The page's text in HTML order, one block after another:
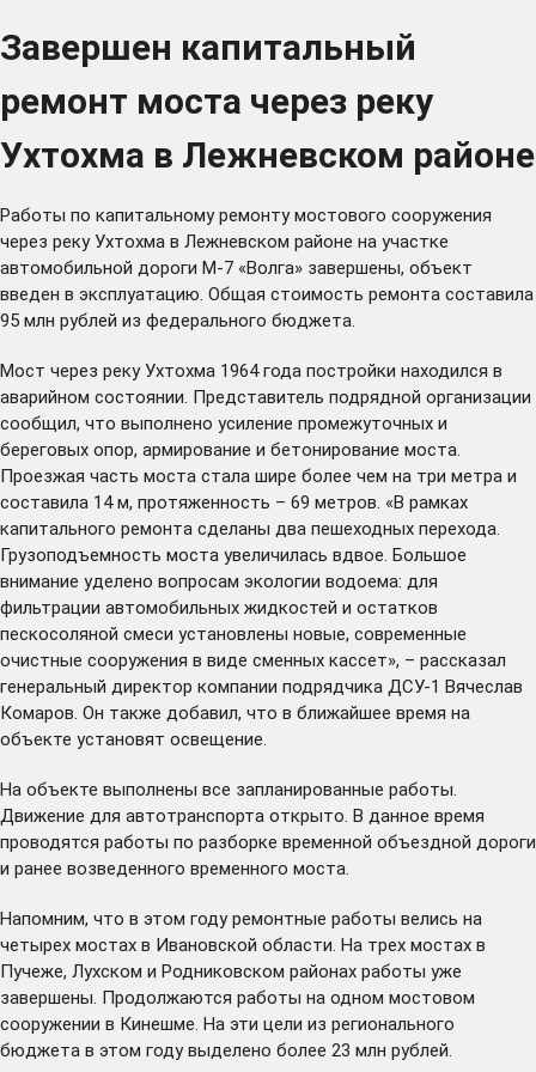
Завершен капитальный
ремонт моста через реку
Ухтохма в Лежневском районе
Работы по капитальному ремонту мостового сооружения
через реку Ухтохма в Лежневском районе на участке
автомобильной дороги М-7 «Волга» завершены, объект
введен в эксплуатацию. Общая стоимость ремонта составила
95 млн рублей из федерального бюджета.
Мост через реку Ухтохма 1964 года постройки находился в
аварийном состоянии. Представитель подрядной организации
сообщил, что выполнено усиление промежуточных и
береговых опор, армирование и бетонирование моста.
Проезжая часть моста стала шире более чем на три метра и
составила 14 м, протяженность – 69 метров. «В рамках
капитального ремонта сделаны два пешеходных перехода.
Грузоподъемность моста увеличилась вдвое. Большое
внимание уделено вопросам экологии водоема: для
фильтрации автомобильных жидкостей и остатков
пескосоляной смеси установлены новые, современные
очистные сооружения в виде сменных кассет», – рассказал
генеральный директор компании подрядчика ДСУ-1 Вячеслав
Комаров. Он также добавил, что в ближайшее время на
объекте установят освещение.
На объекте выполнены все запланированные работы.
Движение для автотранспорта открыто. В данное время
проводятся работы по разборке временной объездной дороги
и ранее возведенного временного моста.
Напомним, что в этом году ремонтные работы велись на
четырех мостах в Ивановской области. На трех мостах в
Пучеже, Лухском и Родниковском районах работы уже
завершены. Продолжаются работы на одном мостовом
сооружении в Кинешме. На эти цели из регионального
бюджета в этом году выделено более 23 млн рублей.